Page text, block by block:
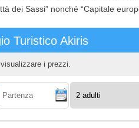
dei Sassi” nonché “Capitale
Turistico Akiris
i prezzi.